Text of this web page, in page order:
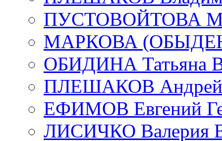
ПУСТОВОЙТОВА
МАРКОВА
ОБИДИНА Татьяна
ПЛЕШАКОВ Андрей
ЕФИМОВ Евгений
ЛИСИЧКО Валерия